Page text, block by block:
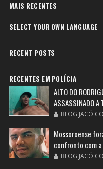
MAIS RECENTES
SELECT YOUR OWN LANGUAGE
RECENT POSTS
RECENTES EM POLÍCIA
ALTO DO
ASSASSINADO A
BLOG JACÓ
Mossoroense
confronto com a
BLOG JACÓ